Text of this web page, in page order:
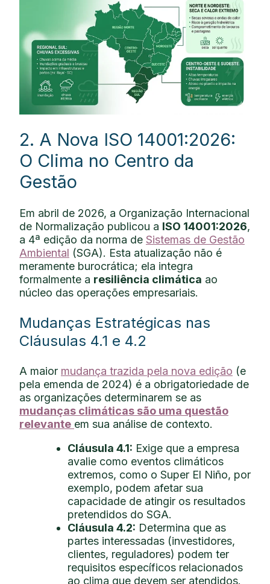
2. A Nova ISO 14001:2026:
O Clima no Centro da
Gestão
Em abril de 2026, a Organização Internacional
de Normalização publicou a ISO 14001:2026,
a 4ª edição da norma de Sistemas de Gestão
Ambiental (SGA). Esta atualização não é
meramente burocrática; ela integra
formalmente a resiliência climática ao
núcleo das operações empresariais.
Mudanças Estratégicas nas
Cláusulas 4.1 e 4.2
A maior mudança trazida pela nova edição (e
pela emenda de 2024) é a obrigatoriedade de
as organizações determinarem se as
mudanças climáticas são uma questão
relevante em sua análise de contexto.
Cláusula 4.1: Exige que a empresa
avalie como eventos climáticos
extremos, como o Super El Niño, por
exemplo, podem afetar sua
capacidade de atingir os resultados
pretendidos do SGA.
Cláusula 4.2: Determina que as
partes interessadas (investidores,
clientes, reguladores) podem ter
requisitos específicos relacionados
ao clima que devem ser atendidos.